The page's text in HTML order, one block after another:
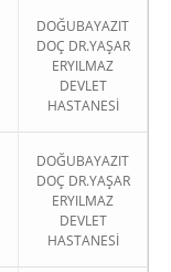
DOĞUBAYAZIT
DOÇ DR.YAŞAR
ERYILMAZ
DEVLET
HASTANESİ
DOĞUBAYAZIT
DOÇ DR.YAŞAR
ERYILMAZ
DEVLET
HASTANESİ